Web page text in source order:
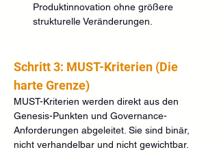
Produktinnovation ohne größere
strukturelle Veränderungen.
Schritt 3: MUST-Kriterien (Die
harte Grenze)
MUST-Kriterien werden direkt aus den
Genesis-Punkten und Governance-
Anforderungen abgeleitet. Sie sind binär,
nicht verhandelbar und nicht gewichtbar.